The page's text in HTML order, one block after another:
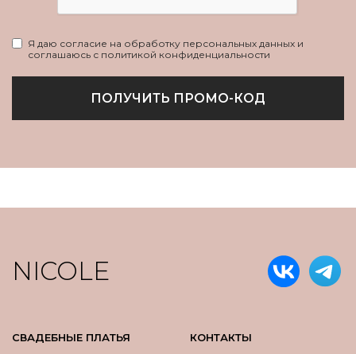
Я даю согласие на обработку персональных данных и
соглашаюсь с политикой конфиденциальности
ПОЛУЧИТЬ ПРОМО-КОД
NICOLE
СВАДЕБНЫЕ ПЛАТЬЯ
КОНТАКТЫ